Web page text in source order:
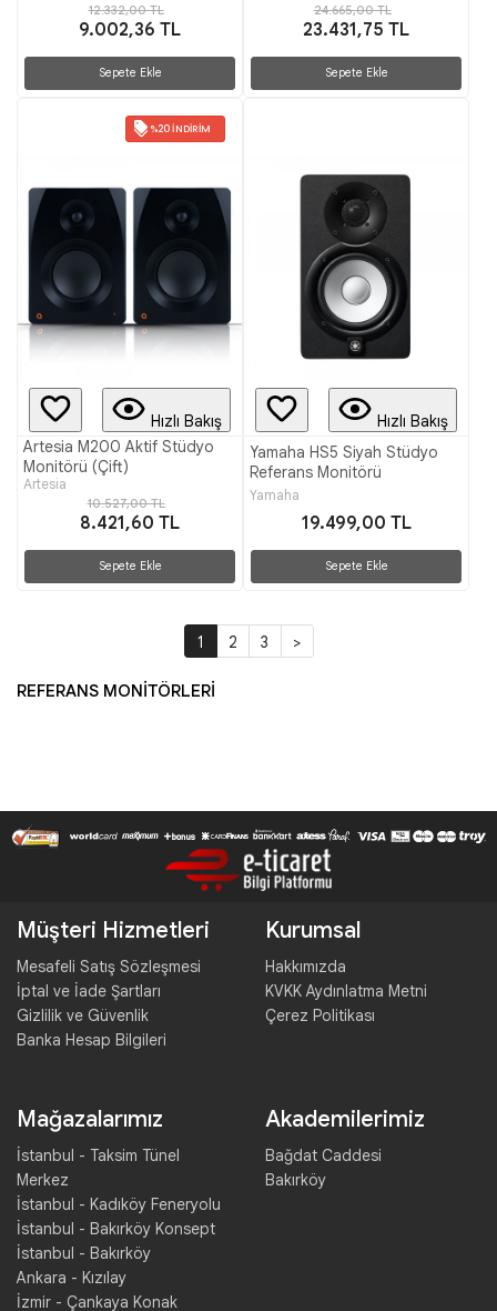
12.332,00 TL
9.002,36 TL
Sepete Ekle
24.665,00 TL
23.431,75 TL
Sepete Ekle
%20 İNDIRIM
Hızlı Bakış
Artesia M200 Aktif Stüdyo
Monitörü (Çift)
Artesia
10.527,00 TL
8.421,60 TL
Sepete Ekle
Hızlı Bakış
Yamaha HS5 Siyah Stüdyo
Referans Monitörü
Yamaha
19.499,00 TL
Sepete Ekle
1 2 3 >
REFERANS MONİTÖRLERİ
Müşteri Hizmetleri
Mesafeli Satış Sözleşmesi
İptal ve İade Şartları
Gizlilik ve Güvenlik
Banka Hesap Bilgileri
Kurumsal
Hakkımızda
KVKK Aydınlatma Metni
Çerez Politikası
Mağazalarımız
İstanbul - Taksim Tünel
Merkez
İstanbul - Kadıköy Feneryolu
İstanbul - Bakırköy Konsept
İstanbul - Bakırköy
Ankara - Kızılay
İzmir - Çankaya Konak
Akademilerimiz
Bağdat Caddesi
Bakırköy